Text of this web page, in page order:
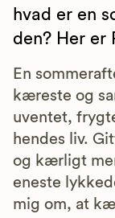
hvad er en
den? Her er
En
kæreste og
uventet,
hendes liv.
og kærligt
eneste
mig om, at